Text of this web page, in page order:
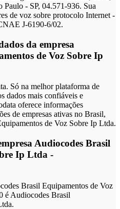
- SP, 04.571-936. Sua
de voz sobre protocolo Internet -
J-6190-6/02.
da empresa
de Voz Sobre Ip
Só na melhor plataforma de
dados mais confiáveis e
oferece informações
de empresas ativas no Brasil,
de Voz Sobre Ip Ltda.
Audiocodes Brasil
Ip Ltda -
Brasil Equipamentos de Voz
é Audiocodes Brasil